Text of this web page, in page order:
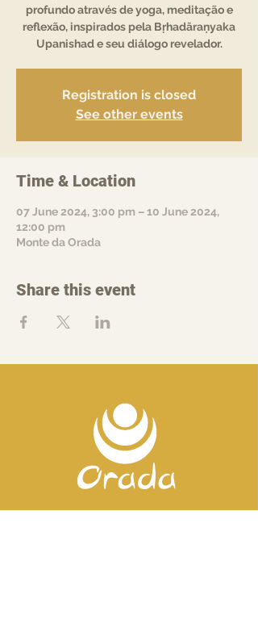
profundo através de yoga, meditação e
reflexão, inspirados pela Bṛhadāraṇyaka
Upanishad e seu diálogo revelador.
Registration is closed
See other events
Time & Location
07 June 2024, 3:00 pm – 10 June 2024,
12:00 pm
Monte da Orada
Share this event